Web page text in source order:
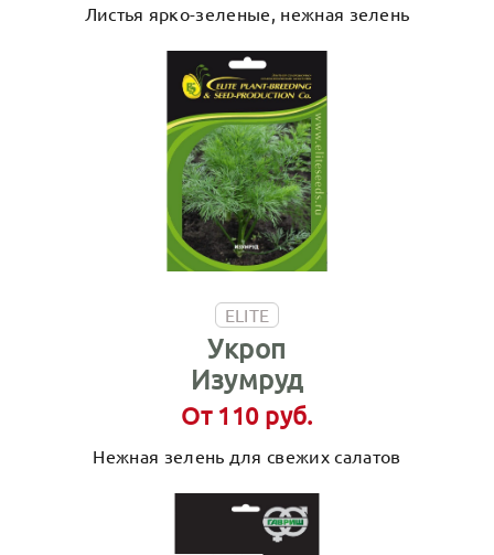
Листья ярко-зеленые, нежная зелень
ELITE
Укроп
Изумруд
От 110 руб.
Нежная зелень для свежих салатов